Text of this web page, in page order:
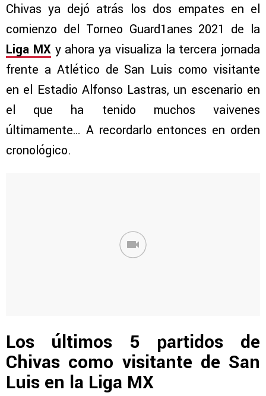
Chivas ya dejó atrás los dos empates en el
comienzo del Torneo Guard1anes 2021 de la
Liga MXy ahora ya visualiza la tercera jornada
frente a Atlético de San Luis como visitante
en el Estadio Alfonso Lastras, un escenario en
el que ha tenido muchos vaivenes
últimamente… A recordarlo entonces en orden
cronológico.
Los últimos 5 partidos de
Chivas como visitante de San
Luis en la Liga MX